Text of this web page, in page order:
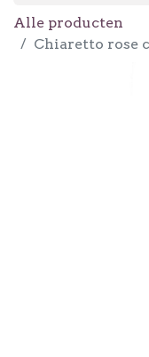
Alle producten
Chiaretto rose